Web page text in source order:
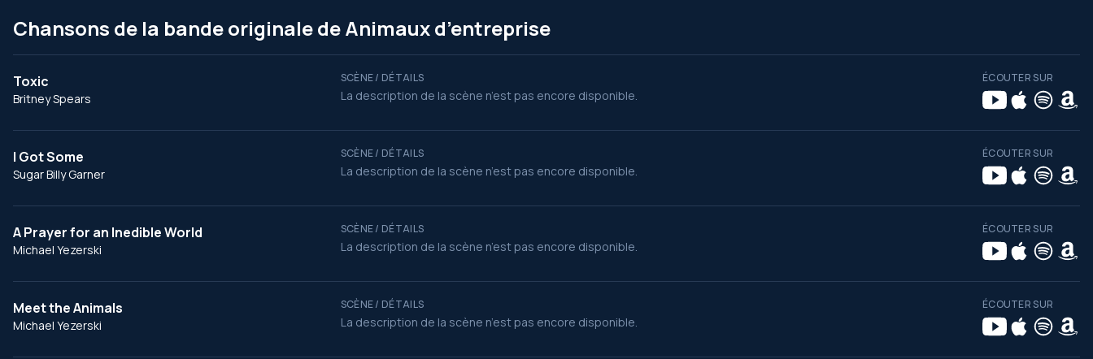
Chansons de la bande originale de Animaux d’entreprise
Toxic
Britney Spears
SCÈNE / DÉTAILS
La description de la scène n’est pas encore disponible.
ÉCOUTER SUR
I Got Some
Sugar Billy Garner
SCÈNE / DÉTAILS
La description de la scène n’est pas encore disponible.
ÉCOUTER SUR
A Prayer for an Inedible World
Michael Yezerski
SCÈNE / DÉTAILS
La description de la scène n’est pas encore disponible.
ÉCOUTER SUR
Meet the Animals
Michael Yezerski
SCÈNE / DÉTAILS
La description de la scène n’est pas encore disponible.
ÉCOUTER SUR